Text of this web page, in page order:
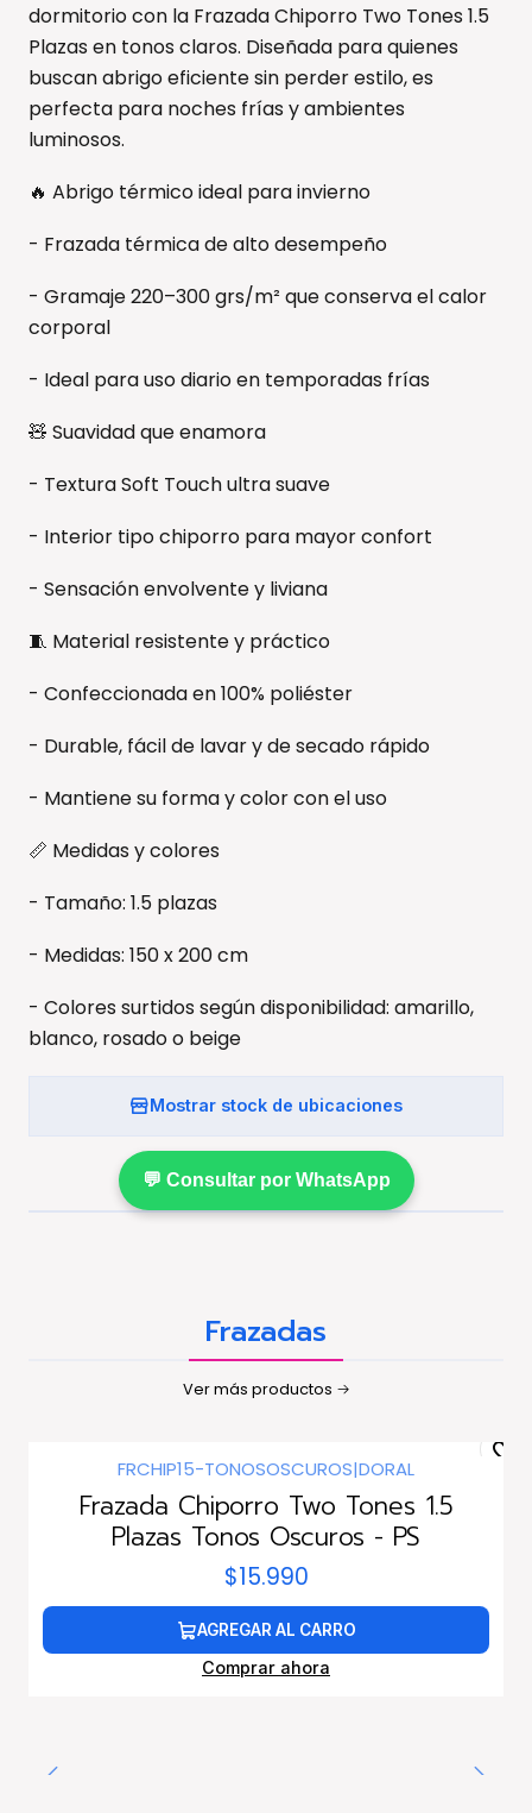
dormitorio con la Frazada Chiporro Two Tones 1.5
Plazas en tonos claros. Diseñada para quienes
buscan abrigo eficiente sin perder estilo, es
perfecta para noches frías y ambientes
luminosos.
🔥 Abrigo térmico ideal para invierno
- Frazada térmica de alto desempeño
- Gramaje 220–300 grs/m² que conserva el calor
corporal
- Ideal para uso diario en temporadas frías
🧸 Suavidad que enamora
- Textura Soft Touch ultra suave
- Interior tipo chiporro para mayor confort
- Sensación envolvente y liviana
🧵 Material resistente y práctico
- Confeccionada en 100% poliéster
- Durable, fácil de lavar y de secado rápido
- Mantiene su forma y color con el uso
📏 Medidas y colores
- Tamaño: 1.5 plazas
- Medidas: 150 x 200 cm
- Colores surtidos según disponibilidad: amarillo,
blanco, rosado o beige
Mostrar stock de ubicaciones
💬 Consultar por WhatsApp
Frazadas
Ver más productos
FRCHIP15-TONOSOSCUROS|DORAL
Frazada Chiporro Two Tones 1.5
Plazas Tonos Oscuros - PS
$15.990
AGREGAR AL CARRO
Comprar ahora